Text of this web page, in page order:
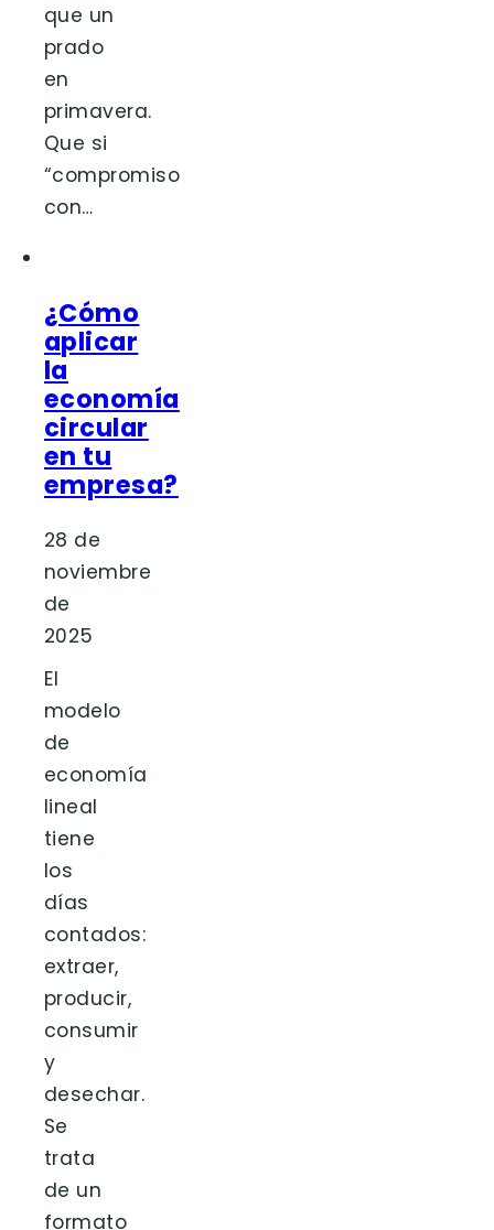
que un
prado
en
primavera.
Que si
“compromiso
con…
¿Cómo
aplicar
la
economía
circular
en tu
empresa?
28 de
noviembre
de
2025
El
modelo
de
economía
lineal
tiene
los
días
contados:
extraer,
producir,
consumir
y
desechar.
Se
trata
de un
formato